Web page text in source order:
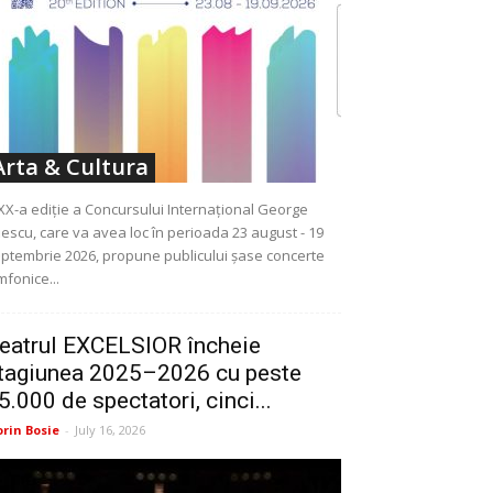
& Cultura
a ediție a Concursului Internațional George
care va avea loc în perioada 23 august - 19
2026, propune publicului șase concerte
EXCELSIOR încheie
2025–2026 cu peste
de spectatori, cinci...
Bosie - July 16, 2026